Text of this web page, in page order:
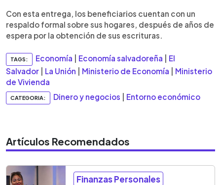
Con esta entrega, los beneficiarios cuentan con un
respaldo formal sobre sus hogares, después de años de
espera por la obtención de sus escrituras.
TAGS: Economía Economía salvadoreña
El
Salvador
La Unión Ministerio de Economía
Ministerio
de Vivienda
CATEGORIA: Dinero y negocios Entorno económico
Artículos Recomendados
Finanzas Personales